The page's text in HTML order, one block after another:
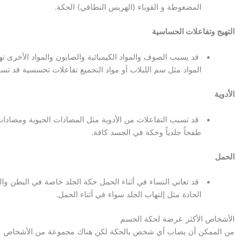
المضغوطة و القوباء (الهربس النطاقي) الحكة.
التهيج وتفاعلات الحساسية
قد يسبب الصوف والمواد الكيميائية والصابون والمواد الأخرى
المواد مثل سم اللبلاب أو مواد التجميع تفاعلات تحسسية قد
الأدوية
قد تسبب التفاعلات من الأدوية مثل المضادات الحيوية
طفحاً جلدياً وحكة في الجسد كافة.
الحمل
قد تعاني النساء في أثناء الحمل حكة الجلد خاصة في البطن
الحادة مثل إلتهاب الجلد سواء في أثناء الحمل.
الأشخاص الأكثر عرضة لحكة الجسم
من الممكن أن يصاب أي شخص بالحكة لكن هناك مجموعة من الأشخاص